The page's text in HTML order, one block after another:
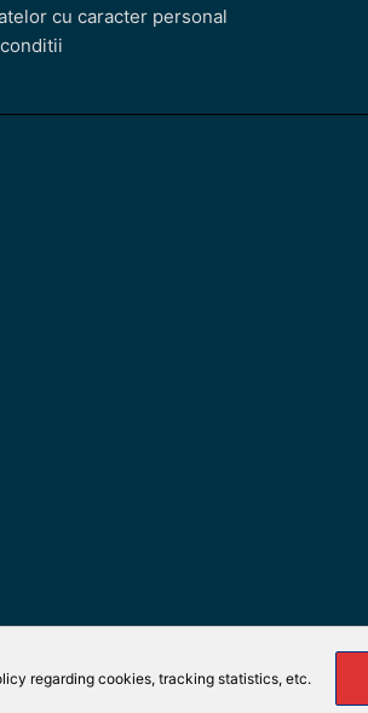
regarding cookies, tracking statistics, etc.
cu caracter personal